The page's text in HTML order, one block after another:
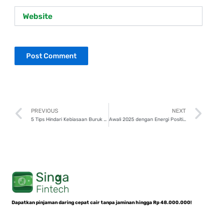
Prev
PREVIOUS
5 Tips Hindari Kebiasaan Buruk dalam Manajemen Keuangan
NEXT
Awali 2025 dengan Energi Positif, Coba 5 Tantangan Seru Ini!
Dapatkan pinjaman daring cepat cair tanpa jaminan hingga Rp 48.000.000!